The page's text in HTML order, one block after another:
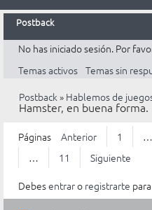
Postback
Inicio
Postback
Reglas
Registrarte
Entrar
No has iniciado sesión. Por
Temas activos Temas sin
Postback» Hablemos de
Hamster, en buena forma.
Páginas Anterior 1 …
…
11
Siguiente
Debesentraro registrarte